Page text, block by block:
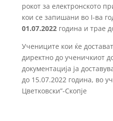
рокот за електронското
кои се запишани во I-ва
01.07.2022година и трае
Учениците кои ќе
директно до ученичкиот
документација ја
до 15.07.2022 година, во
Цветковски”-Скопје